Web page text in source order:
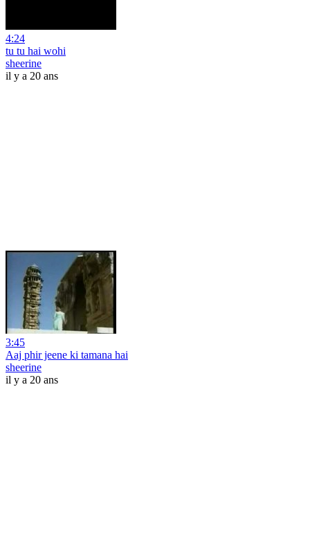
4:24
tu tu hai wohi
sheerine
il y a 20 ans
3:45
Aaj phir jeene ki tamana hai
sheerine
il y a 20 ans